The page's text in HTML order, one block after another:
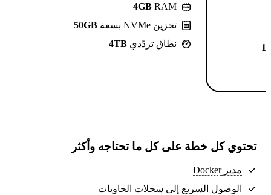
4GB RAM
تخزين NVMe بسعة
50GB
نطاق تردّدي 4TB
تحتوي كل خطة على كل ما تحتاجه وأكثر
مدير Docker
الوصول السريع إلى سجلات الحاويات